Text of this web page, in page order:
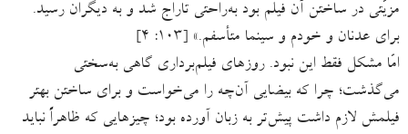
مزیّتی در ساختن آن فیلم بود به‌راحتی تاراج شد و به دیگران رسید.
برای عدنان و خودم و سینما متأسفم.» [۱۰۳: ۴]
امّا مشکل فقط این نبود. روزهای فیلم‌برداری گاهی به‌سختی
می‌گذشت؛ چرا که بیضایی آن‌چه را می‌خواست و برای ساختن بهتر
فیلمش لازم داشت پیش‌تر به زبان آورده بود؛ چیزهایی که ظاهراً نباید